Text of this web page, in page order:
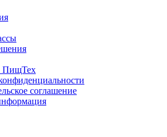
ПищТех
соглашение